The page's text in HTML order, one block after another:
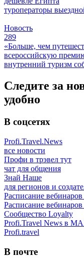
туроператоры
Новость
289
«Больше, чем
всероссийскую
внутренний туризм
Следите за
удобно
В соцсетях
Profi.Travel.News
все новости
Профи в трэвел тут
чат для общения
Знай Наше
для регионов и
Расписание
Расписание
Сообщество Loyalty
Profi.Travel News в
Profi.travel
В почте